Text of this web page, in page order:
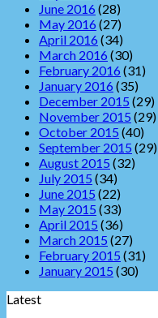
June 2016 (28)
May 2016 (27)
April 2016 (34)
March 2016 (30)
February 2016 (31)
January 2016 (35)
December 2015 (29)
November 2015 (29)
October 2015 (40)
September 2015 (29)
August 2015 (32)
July 2015 (34)
June 2015 (22)
May 2015 (33)
April 2015 (36)
March 2015 (27)
February 2015 (31)
January 2015 (30)
Latest